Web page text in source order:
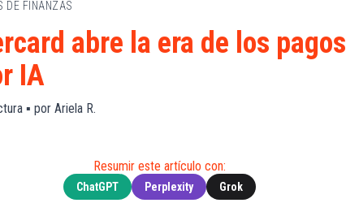
Noticias
de
Web3
XRP
(XRP)
DE FINANZAS
abre la era de los pagos
IA
▪ por Ariela R.
Resumir este artículo con:
ChatGPT Perplexity Grok